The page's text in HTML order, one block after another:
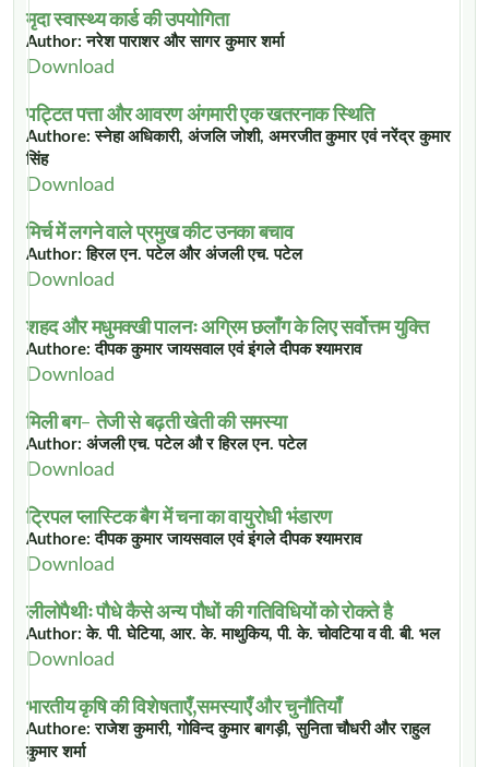
मृदा स्वास्थ्य कार्ड की उपयोगिता
Author: नरेश पाराशर और सागर कुमार शर्मा
Download
पट्टित पत्ता और आवरण अंगमारी एक खतरनाक स्थिति
Authore: स्नेहा अधिकारी, अंजलि जोशी, अमरजीत कुमार एवं नरेंद्र कुमार
सिंह
Download
मिर्च में लगने वाले प्रमुख कीट उनका बचाव
Author: हिरल एन. पटेल और अंजली एच. पटेल
Download
शहद और मधुमक्खी पालनः अग्रिम छलाँग के लिए सर्वोत्तम युक्ति
Authore: दीपक कुमार जायसवाल एवं इंगले दीपक श्यामराव
Download
मिली बग- तेजी से बढ़ती खेती की समस्या
Author: अंजली एच. पटेल औ र हिरल एन. पटेल
Download
ट्रिपल प्लास्टिक बैग में चना का वायुरोधी भंडारण
Authore: दीपक कुमार जायसवाल एवं इंगले दीपक श्यामराव
Download
लीलोपैथीः पौधे कैसे अन्य पौधों की गतिविधियों को रोकते है
Author: के. पी. घेटिया, आर. के. माथुकिय, पी. के. चोवटिया व वी. बी. भल
Download
भारतीय कृषि की विशेषताएँ,समस्याएँ और चुनौतियाँ
Authore: राजेश कुमारी, गोविन्द कुमार बागड़ी, सुनिता चौधरी और राहुल
कुमार शर्मा